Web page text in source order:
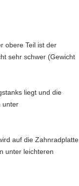
obere Teil ist der
sehr schwer (Gewicht
liegt und die
unter
auf die Zahnradplatte
unter leichteren